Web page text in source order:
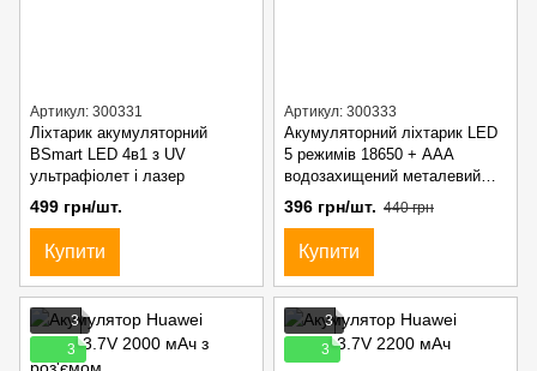
Артикул: 300331
Ліхтарик акумуляторний
BSmart LED 4в1 з UV
ультрафіолет і лазер
499 грн/шт.
Купити
Артикул: 300333
Акумуляторний ліхтарик LED
5 режимів 18650 + AAA
водозахищений металевий
корпус кейс для зберігання
396 грн/шт. 440 грн
Купити
3
3
3
3